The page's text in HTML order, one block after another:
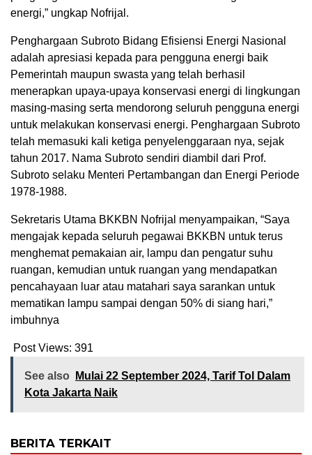
energi,” ungkap Nofrijal.
Penghargaan Subroto Bidang Efisiensi Energi Nasional
adalah apresiasi kepada para pengguna energi baik
Pemerintah maupun swasta yang telah berhasil
menerapkan upaya-upaya konservasi energi di lingkungan
masing-masing serta mendorong seluruh pengguna energi
untuk melakukan konservasi energi. Penghargaan Subroto
telah memasuki kali ketiga penyelenggaraan nya, sejak
tahun 2017. Nama Subroto sendiri diambil dari Prof.
Subroto selaku Menteri Pertambangan dan Energi Periode
1978-1988.
Sekretaris Utama BKKBN Nofrijal menyampaikan, “Saya
mengajak kepada seluruh pegawai BKKBN untuk terus
menghemat pemakaian air, lampu dan pengatur suhu
ruangan, kemudian untuk ruangan yang mendapatkan
pencahayaan luar atau matahari saya sarankan untuk
mematikan lampu sampai dengan 50% di siang hari,”
imbuhnya
Post Views: 391
See also
Mulai 22 September 2024, Tarif Tol Dalam
Kota Jakarta Naik
BERITA TERKAIT